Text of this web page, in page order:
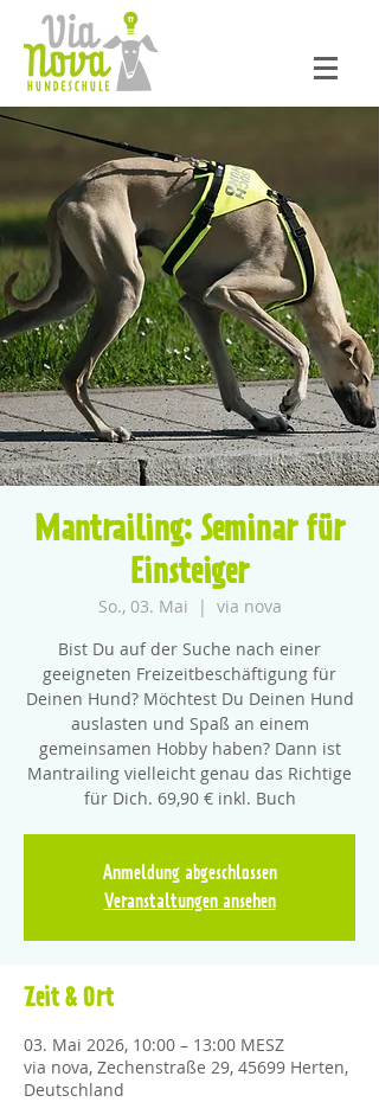
Mantrailing: Seminar für
Einsteiger
So., 03. Mai
  |
via nova
Bist Du auf der Suche nach einer
geeigneten Freizeitbeschäftigung für
Deinen Hund? Möchtest Du Deinen Hund
auslasten und Spaß an einem
gemeinsamen Hobby haben? Dann ist
Mantrailing vielleicht genau das Richtige
für Dich. 69,90 € inkl. Buch
Anmeldung abgeschlossen
Veranstaltungen ansehen
Zeit & Ort
03. Mai 2026, 10:00 – 13:00 MESZ
via nova, Zechenstraße 29, 45699 Herten,
Deutschland